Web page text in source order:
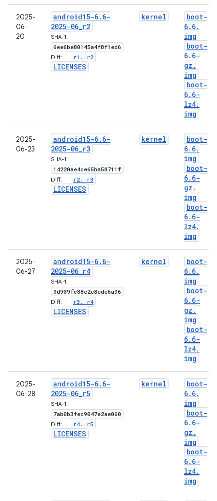
2025-
06-
20
android15-6. 6-
2025-06_r2
SHA-1:
6ee6be80145a4f8f1ed6
Diff: r1 . . r2
LICENSES
kernel
boot-
6. 6.
img
boot-
6. 6-
gz .
img
boot-
6. 6-
lz4.
img
2025-
06-23
android15-6. 6-
2025-06_r3
SHA-1:
14220ae4ce65ba58711f
Diff: r2. . r3
LICENSES
kernel
boot-
6. 6.
img
boot-
6. 6-
gz .
img
boot-
6. 6-
lz4.
img
2025-
06-27
android15-6. 6-
2025-06_r4
SHA-1:
9d909fc88e2e8ede6a96
Diff: r3 . . r4
LICENSES
kernel
boot-
6. 6.
img
boot-
6. 6-
gz .
img
boot-
6. 6-
lz4.
img
2025-
06-28
android15-6. 6-
2025-06_r5
SHA-1:
7ab0b3fec9047e2ae060
Diff: r4. . r5
LICENSES
kernel
boot-
6. 6.
img
boot-
6. 6-
gz .
img
boot-
6. 6-
lz4.
img